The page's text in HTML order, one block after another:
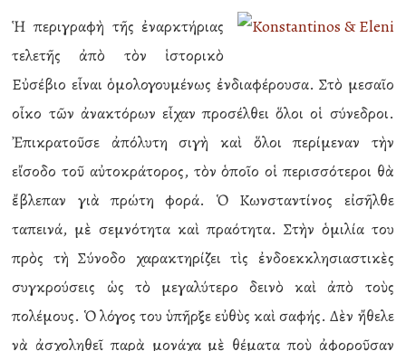
Ἡ περιγραφὴ τῆς ἐναρκτήριας
τελετῆς ἀπὸ τὸν ἱστορικὸ
Εὐσέβιο εἶναι ὁμολογουμένως ἐνδιαφέρουσα. Στὸ μεσαῖο
οἶκο τῶν ἀνακτόρων εἶχαν προσέλθει ὅλοι οἱ σύνεδροι.
Ἐπικρατοῦσε ἀπόλυτη σιγὴ καὶ ὅλοι περίμεναν τὴν
εἴσοδο τοῦ αὐτοκράτορος, τὸν ὁποῖο οἱ περισσότεροι θὰ
ἔβλεπαν γιὰ πρώτη φορά. Ὁ Κωνσταντίνος εἰσῆλθε
ταπεινά, μὲ σεμνότητα καὶ πραότητα. Στὴν ὁμιλία του
πρὸς τὴ Σύνοδο χαρακτηρίζει τὶς ἐνδοεκκλησιαστικὲς
συγκρούσεις ὡς τὸ μεγαλύτερο δεινὸ καὶ ἀπὸ τοὺς
πολέμους. Ὁ λόγος του ὑπῆρξε εὐθὺς καὶ σαφής. Δὲν ἤθελε
νὰ ἀσχοληθεῖ παρὰ μονάχα μὲ θέματα ποὺ ἀφοροῦσαν